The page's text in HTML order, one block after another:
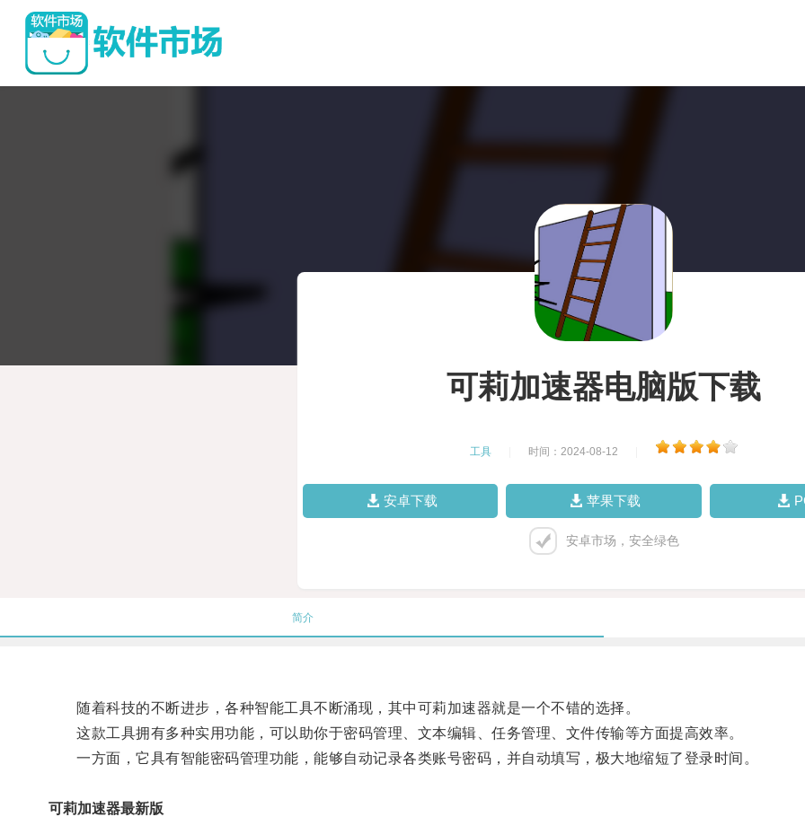
可莉加速器电脑版下载
工具 时间：2024-08-12
安卓下载 苹果下载
安卓市场，安全绿色
简介
随着科技的不断进步，各种智能工具不断涌现，其中可莉加速器就是一个不错的选择。
这款工具拥有多种实用功能，可以助你于密码管理、文本编辑、任务管理、文件传输等方面提高效率。
一方面，它具有智能密码管理功能，能够自动记录各类账号密码，并自动填写，极大地缩短了登录时间。
可莉加速器最新版